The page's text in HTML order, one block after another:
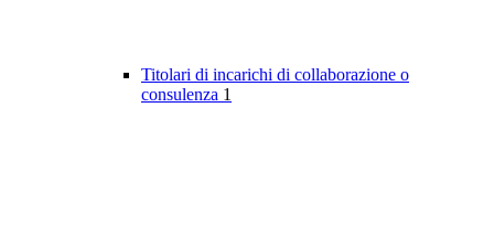
Titolari di incarichi di collaborazione o
consulenza 1